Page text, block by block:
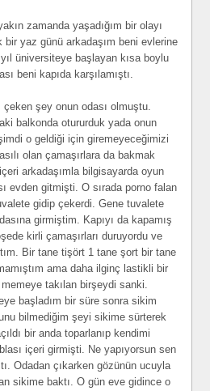
zamanda yaşadığım bir olayı
yaz günü arkadaşım beni evlerine
üniversiteye başlayan kısa boylu
beni kapıda karşılamıştı.
çeken şey onun odası olmuştu.
balkonda otururduk yada onun
o geldiği için giremeyeceğimizi
olan çamaşırlara da bakmak
arkadaşımla bilgisayarda oyun
evden gitmişti. O sırada porno falan
gidip çekerdi. Gene tuvalete
girmiştim. Kapıyı da kapamış
kirli çamaşırları duruyordu ve
Bir tane tişört 1 tane şort bir tane
ama daha ilginç lastikli bir
takılan birşeydi sanki.
başladım bir süre sonra sikim
bilmediğim şeyi sikime sürterek
bir anda toparlanıp kendimi
içeri girmişti. Ne yapıyorsun sen
Odadan çıkarken gözünün ucuyla
sikime baktı. O gün eve gidince o